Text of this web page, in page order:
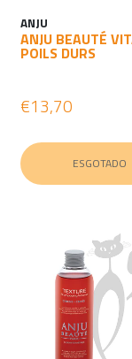
ANJU
ANJU BEAUTÉ
POILS DURS
€13,70
ESGOTADO